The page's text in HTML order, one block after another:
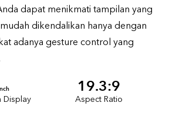
dapat menikmati tampilan yang
dikendalikan hanya dengan
adanya gesture control yang
Display
19.3:9
Aspect Ratio